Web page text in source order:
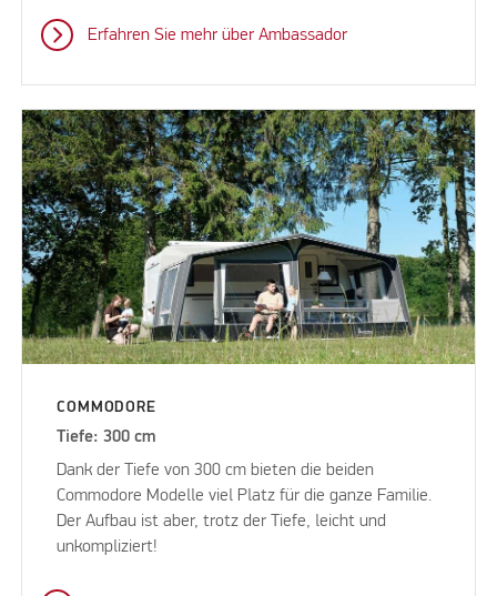
Erfahren Sie mehr über Ambassador
COMMODORE
Tiefe: 300 cm
Dank der Tiefe von 300 cm bieten die beiden
Commodore Modelle viel Platz für die ganze Familie.
Der Aufbau ist aber, trotz der Tiefe, leicht und
unkompliziert!